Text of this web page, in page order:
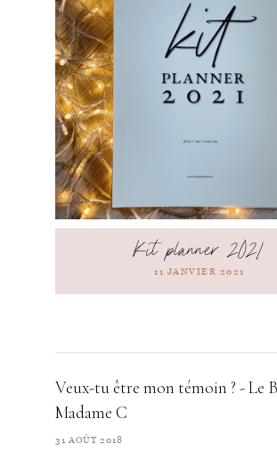
Kit planner 2021
11 JANVIER 2021
Veux-tu être mon témoin ? - Le
Madame C
31 AOÛT 2018